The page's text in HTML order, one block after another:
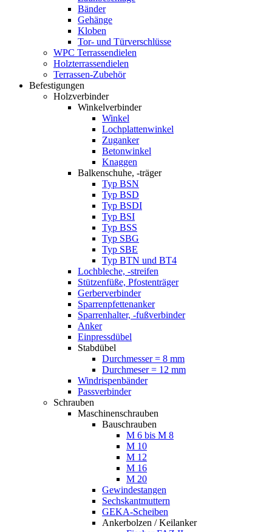
Bänder
Gehänge
Kloben
Tor- und Türverschlüsse
WPC Terrassendielen
Holzterrassendielen
Terrassen-Zubehör
Befestigungen
Holzverbinder
Winkelverbinder
Winkel
Lochplattenwinkel
Zuganker
Betonwinkel
Knaggen
Balkenschuhe, -träger
Typ BSN
Typ BSD
Typ BSDI
Typ BSI
Typ BSS
Typ SBG
Typ SBE
Typ BTN und BT4
Lochbleche, -streifen
Stützenfüße, Pfostenträger
Gerberverbinder
Sparrenpfettenanker
Sparrenhalter, -fußverbinder
Anker
Einpressdübel
Stabdübel
Durchmesser = 8 mm
Durchmeser = 12 mm
Windrispenbänder
Passverbinder
Schrauben
Maschinenschrauben
Bauschrauben
M 6 bis M 8
M 10
M 12
M 16
M 20
Gewindestangen
Sechskantmuttern
GEKA-Scheiben
Ankerbolzen / Keilanker